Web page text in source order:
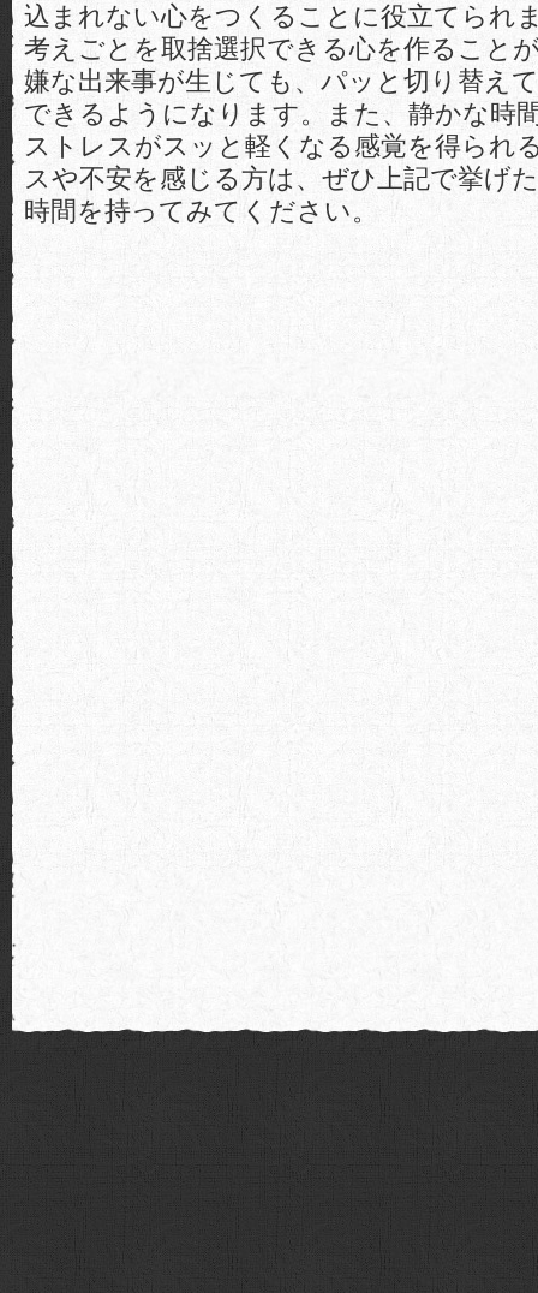
込まれない心をつくることに役立てられ
考えごとを取捨選択できる心を作ること
嫌な出来事が生じても、パッと切り替え
できるようになります。また、静かな時
ストレスがスッと軽くなる感覚を得られ
スや不安を感じる方は、ぜひ上記で挙げ
時間を持ってみてください。